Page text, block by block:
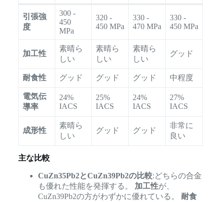
引張強
度
300 -
450
MPa
320 -
450 MPa
330 -
470 MPa
330 -
450 MPa
加工性
素晴ら
しい
素晴ら
しい
素晴ら
しい
グッド
耐食性 グッド グッド グッド 中程度
電気伝
導率
24%
IACS
25%
IACS
24%
IACS
27%
IACS
成形性
素晴ら
しい
グッド グッド
非常に
良い
主な比較
CuZn35Pb2とCuZn39Pb2の比較:どちらの合金
も優れた性能を発揮する。 加工性が、
CuZn39Pb2の方がわずかに優れている。 耐食